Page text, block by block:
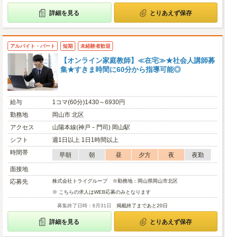
詳細を見る とりあえず保存
アルバイト・パート 短期 未経験者歓迎
【オンライン家庭教師】≪在宅≫★社会人講師募
集★すきま時間に60分から指導可能◎
給与
1コマ(60分)1430～6930円
勤務地
岡山市 北区
アクセス
山陽本線(神戸－門司) 岡山駅
シフト
週1日以上 1日1時間以上
時間帯
早朝 朝 昼 夕方 夜
夜勤
面接地
応募先
株式会社トライグループ ※勤務地：岡山県岡山市北区
※ こちらの求人はWEB応募のみとなります
募集終了日時：8月31日 掲載終了まであと20日
詳細を見る とりあえず保存